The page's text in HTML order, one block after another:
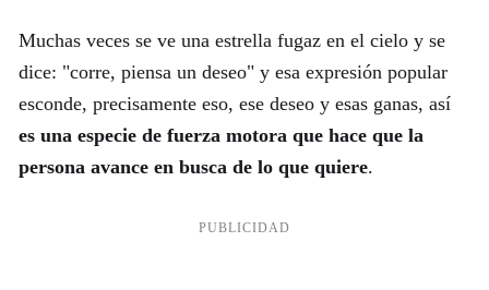
Muchas veces se ve una estrella fugaz en el cielo y se
dice: "corre, piensa un deseo" y esa expresión popular
esconde, precisamente eso, ese deseo y esas ganas, así
es una especie de fuerza motora que hace que la
persona avance en busca de lo que quiere.